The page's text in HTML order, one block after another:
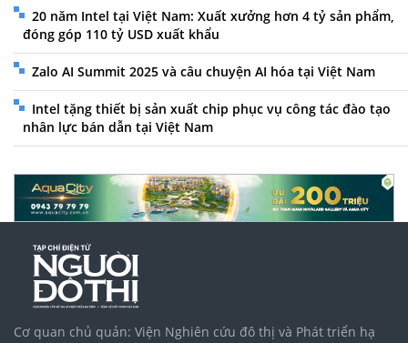
20 năm Intel tại Việt Nam: Xuất xưởng hơn 4 tỷ sản phẩm,
đóng góp 110 tỷ USD xuất khẩu
Zalo AI Summit 2025 và câu chuyện AI hóa tại Việt Nam
Intel tặng thiết bị sản xuất chip phục vụ công tác đào tạo
nhân lực bán dẫn tại Việt Nam
Cơ quan chủ quản: Viện Nghiên cứu đô thị và Phát triển hạ